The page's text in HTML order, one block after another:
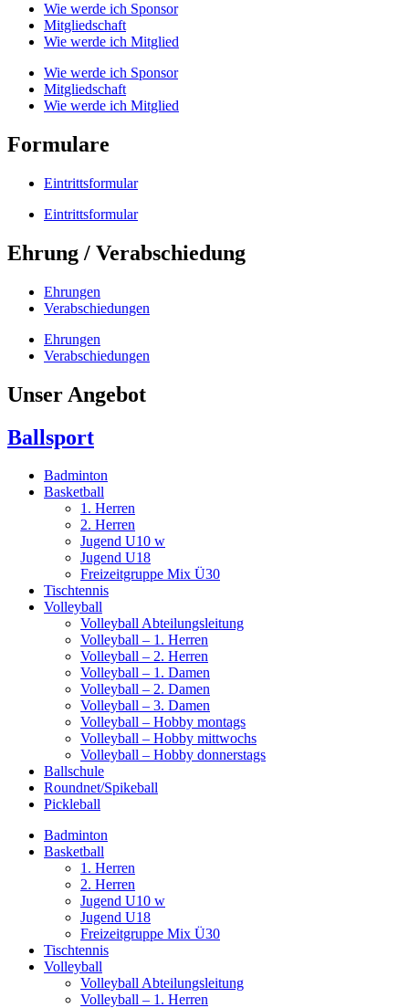
Wie werde ich Sponsor
Mitgliedschaft
Wie werde ich Mitglied
Wie werde ich Sponsor
Mitgliedschaft
Wie werde ich Mitglied
Formulare
Eintrittsformular
Eintrittsformular
Ehrung / Verabschiedung
Ehrungen
Verabschiedungen
Ehrungen
Verabschiedungen
Unser Angebot
Ballsport
Badminton
Basketball
1. Herren
2. Herren
Jugend U10 w
Jugend U18
Freizeitgruppe Mix Ü30
Tischtennis
Volleyball
Volleyball Abteilungsleitung
Volleyball – 1. Herren
Volleyball – 2. Herren
Volleyball – 1. Damen
Volleyball – 2. Damen
Volleyball – 3. Damen
Volleyball – Hobby montags
Volleyball – Hobby mittwochs
Volleyball – Hobby donnerstags
Ballschule
Roundnet/Spikeball
Pickleball
Badminton
Basketball
1. Herren
2. Herren
Jugend U10 w
Jugend U18
Freizeitgruppe Mix Ü30
Tischtennis
Volleyball
Volleyball Abteilungsleitung
Volleyball – 1. Herren